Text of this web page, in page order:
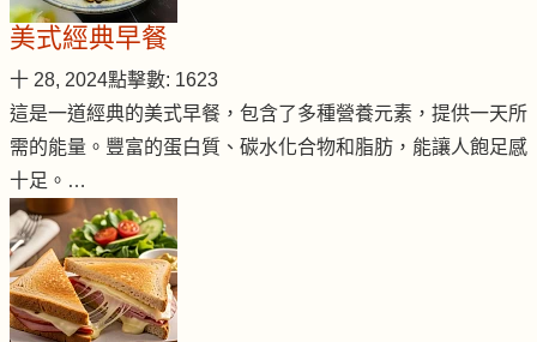
美式經典早餐
十 28, 2024點擊數: 1623
這是一道經典的美式早餐，包含了多種營養元素，提供一天所
需的能量。豐富的蛋白質、碳水化合物和脂肪，能讓人飽足感
十足。…